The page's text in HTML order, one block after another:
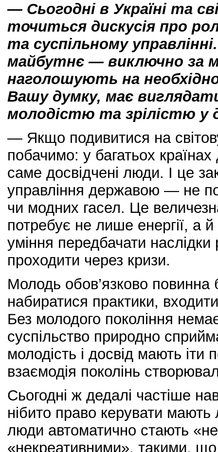
— Сьогодні в Україні та
точиться дискусія про
та суспільному
майбутнє — виключно за
наголошують на
Вашу думку, має
молодістю та зрілістю у
— Якщо подивитися на
побачимо: у багатьох
саме досвідчені люди. І це
управління державою — не
чи модних гасел. Це
потребує не лише енергії, а й
уміння передбачати наслідки
проходити через кризи.
Молодь обов’язково
набиратися практики,
Без молодого покоління
суспільство природно
молодість і досвід мають
взаємодія поколінь
Сьогодні ж дедалі частіше
нібито право керувати
люди автоматично стають
«некреативними», такими,